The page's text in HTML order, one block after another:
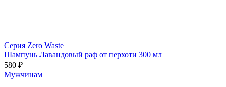
Серия Zero Waste
Шампунь Лавандовый раф от перхоти 300 мл
580 ₽
Мужчинам